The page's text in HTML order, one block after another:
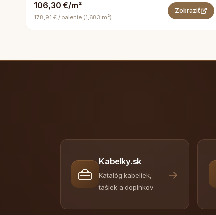
106,30 €/m²
178,91 € / balenie (1,683 m²)
Zobraziť
👜
Kabelky.sk
Katalóg kabeliek,
tašiek a doplnkov
→